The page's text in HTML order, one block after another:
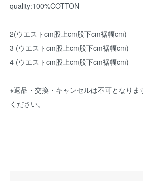
quality:100%COTTON
2(ウエストcm股上cm股下cm裾幅cm)
3 (ウエストcm股上cm股下cm裾幅cm)
4 (ウエストcm股上cm股下cm裾幅cm)
※返品・交換・キャンセルは不可となり
ください。